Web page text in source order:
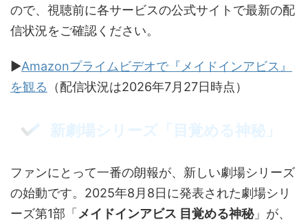
ので、視聴前に各サービスの公式サイトで最新の配
信状況をご確認ください。
▶Amazonプライムビデオで『メイドインアビス』
を観る （配信状況は2026年7月27日時点）
新劇場シリーズ「目覚める神秘」
ファンにとって一番の朗報が、新しい劇場シリーズ
の始動です。2025年8月8日に発表された劇場シリ
ーズ第1部「 メイドインアビス 目覚める神秘」が、